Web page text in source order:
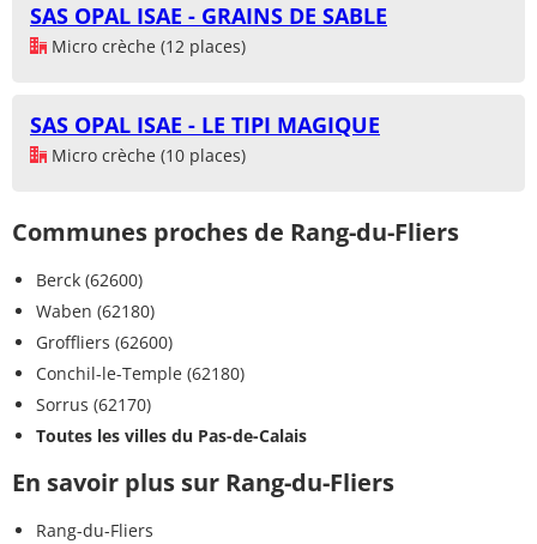
SAS OPAL ISAE - GRAINS DE SABLE
Micro crèche (12 places)
SAS OPAL ISAE - LE TIPI MAGIQUE
Micro crèche (10 places)
Communes proches de Rang-du-Fliers
Berck (62600)
Waben (62180)
Groffliers (62600)
Conchil-le-Temple (62180)
Sorrus (62170)
Toutes les villes du Pas-de-Calais
En savoir plus sur Rang-du-Fliers
Rang-du-Fliers